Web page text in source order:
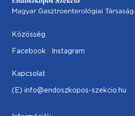
Közösség
Facebook Instagram
Kapcsolat
(E) info@endoszkopos-szekcio.hu